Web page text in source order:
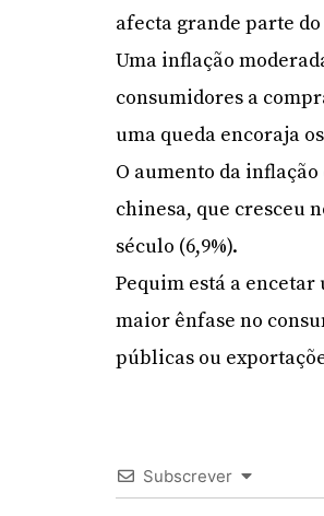
afecta grande parte
Uma inflação
consumidores a
uma queda encoraja
O aumento da
chinesa, que cresceu
século (6,9%).
Pequim está a
maior ênfase no
públicas ou
Subscrever